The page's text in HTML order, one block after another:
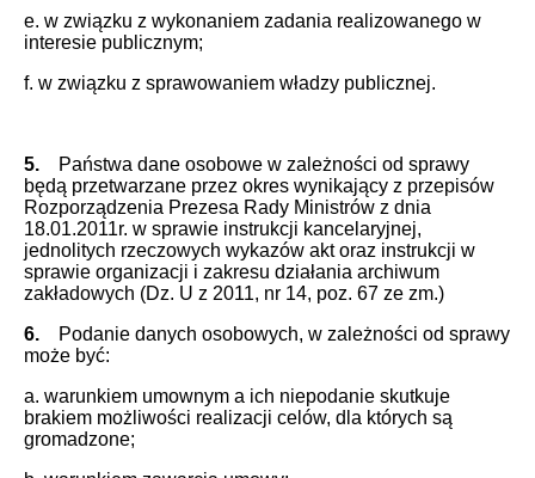
e. w związku z wykonaniem zadania realizowanego w
interesie publicznym;
f. w związku z sprawowaniem władzy publicznej.
5.
Państwa dane osobowe w zależności od sprawy
będą przetwarzane przez okres wynikający z przepisów
Rozporządzenia Prezesa Rady Ministrów z dnia
18.01.2011r. w sprawie instrukcji kancelaryjnej,
jednolitych rzeczowych wykazów akt oraz instrukcji w
sprawie organizacji i zakresu działania archiwum
zakładowych (Dz. U z 2011, nr 14, poz. 67 ze zm.)
6.
Podanie danych osobowych, w zależności od sprawy
może być:
a. warunkiem umownym a ich niepodanie skutkuje
brakiem możliwości realizacji celów, dla których są
gromadzone;